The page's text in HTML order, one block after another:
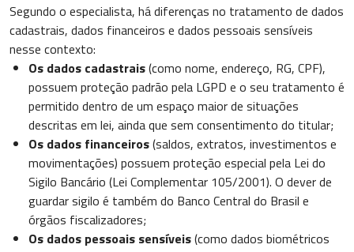
Segundo o especialista, há diferenças no tratamento de dados
cadastrais, dados financeiros e dados pessoais sensíveis
nesse contexto:
Os dados cadastrais(como nome, endereço, RG, CPF),
possuem proteção padrão pela LGPD e o seu tratamento é
permitido dentro de um espaço maior de situações
descritas em lei, ainda que sem consentimento do titular;
Os dados financeiros(saldos, extratos, investimentos e
movimentações) possuem proteção especial pela Lei do
Sigilo Bancário (Lei Complementar 105/2001). O dever de
guardar sigilo é também do Banco Central do Brasil e
órgãos fiscalizadores;
Os dados pessoais sensíveis(como dados biométricos